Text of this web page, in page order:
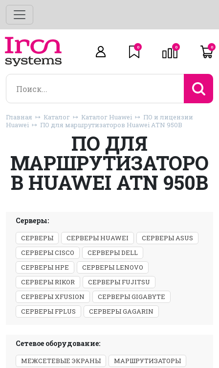
0 0 0
Главная Каталог Каталог Huawei
ПО и лицензии
Huawei
ПО для маршрутизаторов Huawei ATN 950B
ПО ДЛЯ
МАРШРУТИЗАТОРО
В HUAWEI ATN 950B
Серверы:
СЕРВЕРЫ СЕРВЕРЫ HUAWEI
СЕРВЕРЫ ASUS
СЕРВЕРЫ CISCO
СЕРВЕРЫ DELL
СЕРВЕРЫ HPE
СЕРВЕРЫ LENOVO
СЕРВЕРЫ RIKOR
СЕРВЕРЫ FUJITSU
СЕРВЕРЫ XFUSION
СЕРВЕРЫ GIGABYTE
СЕРВЕРЫ FPLUS
СЕРВЕРЫ GAGARIN
Сетевое оборудование:
МЕЖСЕТЕВЫЕ ЭКРАНЫ
МАРШРУТИЗАТОРЫ